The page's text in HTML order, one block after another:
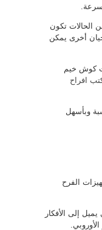
الحالات تكون
أخرى يمكن
كوش خيم
افراح
وبأسهل
الفرح
إلى الأفكار